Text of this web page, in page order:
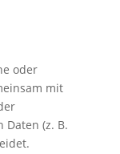
oder
mit
Daten (z. B.